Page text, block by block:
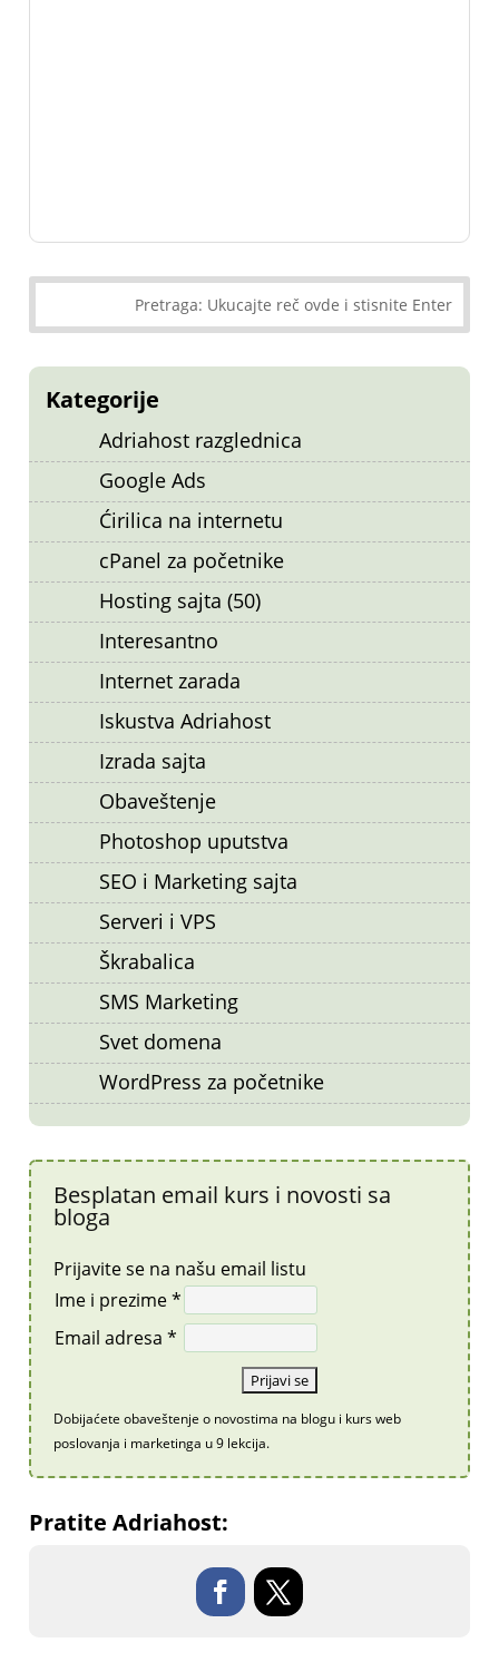
Kategorije
Adriahost razglednica
Google Ads
Ćirilica na internetu
cPanel za početnike
Hosting sajta (50)
Interesantno
Internet zarada
Iskustva Adriahost
Izrada sajta
Obaveštenje
Photoshop uputstva
SEO i Marketing sajta
Serveri i VPS
Škrabalica
SMS Marketing
Svet domena
WordPress za početnike
Besplatan email kurs i novosti sa
bloga
Prijavite se na našu email listu
Ime i prezime *
Email adresa *
Dobijaćete obaveštenje o novostima na blogu i kurs web
poslovanja i marketinga u 9 lekcija.
Pratite Adriahost: